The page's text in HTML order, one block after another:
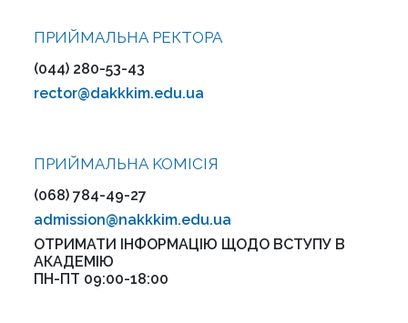
ПРИЙМАЛЬНА РЕКТОРА
(044) 280-53-43
rector@dakkkim.edu.ua
ПРИЙМАЛЬНА KOMІСІЯ
(068) 784-49-27
admission@nakkkim.edu.ua
ОТРИМАТИ ІНФОРМАЦІЮ ЩОДО ВСТУПУ В
АКАДЕМІЮ
ПН-ПТ 09:00-18:00